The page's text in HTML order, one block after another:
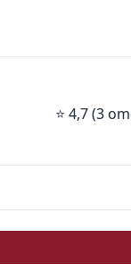
⭐ 4,7 (3